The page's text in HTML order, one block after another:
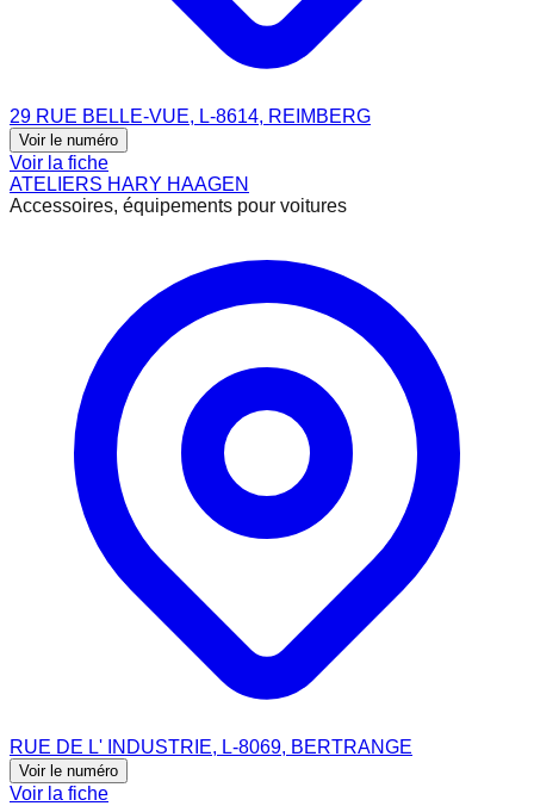
29 RUE BELLE-VUE, L-8614, REIMBERG
Voir le numéro
Voir la fiche
ATELIERS HARY HAAGEN
Accessoires, équipements pour voitures
RUE DE L' INDUSTRIE, L-8069, BERTRANGE
Voir le numéro
Voir la fiche